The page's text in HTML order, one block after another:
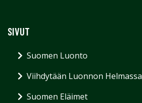
SIVUT
Suomen Luonto
Viihdytään Luonnon Helmassa
Suomen Eläimet